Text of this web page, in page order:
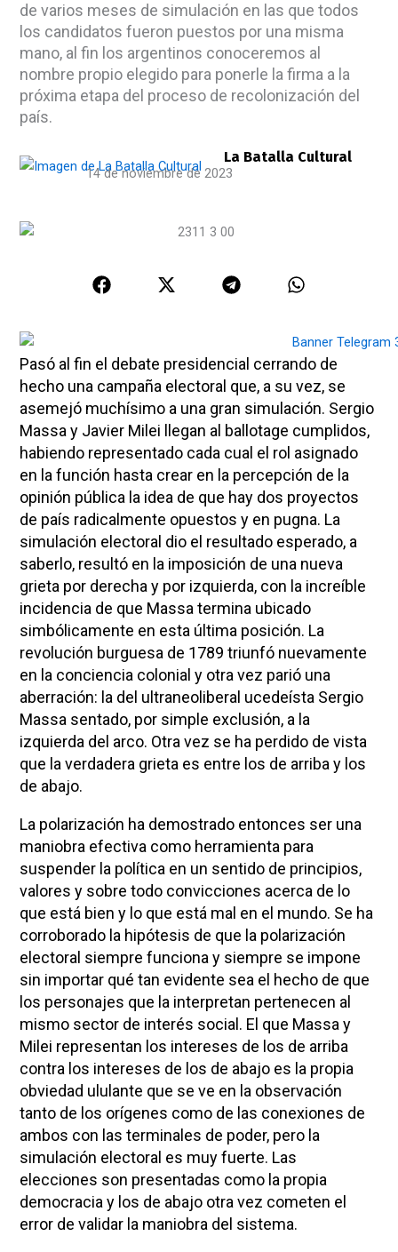
de varios meses de simulación en las que todos
los candidatos fueron puestos por una misma
mano, al fin los argentinos conoceremos al
nombre propio elegido para ponerle la firma a la
próxima etapa del proceso de recolonización del
país.
La Batalla Cultural
14 de noviembre de 2023
Pasó al fin el debate presidencial cerrando de
hecho una campaña electoral que, a su vez, se
asemejó muchísimo a una gran simulación. Sergio
Massa y Javier Milei llegan al ballotage cumplidos,
habiendo representado cada cual el rol asignado
en la función hasta crear en la percepción de la
opinión pública la idea de que hay dos proyectos
de país radicalmente opuestos y en pugna. La
simulación electoral dio el resultado esperado, a
saberlo, resultó en la imposición de una nueva
grieta por derecha y por izquierda, con la increíble
incidencia de que Massa termina ubicado
simbólicamente en esta última posición. La
revolución burguesa de 1789 triunfó nuevamente
en la conciencia colonial y otra vez parió una
aberración: la del ultraneoliberal ucedeísta Sergio
Massa sentado, por simple exclusión, a la
izquierda del arco. Otra vez se ha perdido de vista
que la verdadera grieta es entre los de arriba y los
de abajo.
La polarización ha demostrado entonces ser una
maniobra efectiva como herramienta para
suspender la política en un sentido de principios,
valores y sobre todo convicciones acerca de lo
que está bien y lo que está mal en el mundo. Se ha
corroborado la hipótesis de que la polarización
electoral siempre funciona y siempre se impone
sin importar qué tan evidente sea el hecho de que
los personajes que la interpretan pertenecen al
mismo sector de interés social. El que Massa y
Milei representan los intereses de los de arriba
contra los intereses de los de abajo es la propia
obviedad ululante que se ve en la observación
tanto de los orígenes como de las conexiones de
ambos con las terminales de poder, pero la
simulación electoral es muy fuerte. Las
elecciones son presentadas como la propia
democracia y los de abajo otra vez cometen el
error de validar la maniobra del sistema.